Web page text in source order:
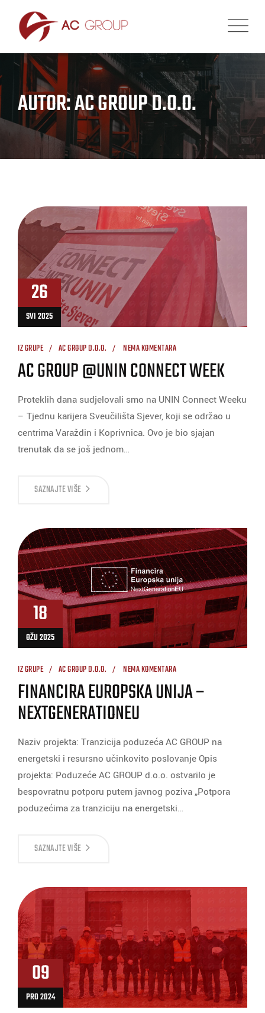
AUTOR: AC GROUP D.O.O.
26
SVI 2025
IZ GRUPE AC GROUP D.O.O. NEMA KOMENTARA
AC GROUP @UNIN CONNECT WEEK
Proteklih dana sudjelovali smo na UNIN Connect Weeku
– Tjednu karijera Sveučilišta Sjever, koji se održao u
centrima Varaždin i Koprivnica. Ovo je bio sjajan
trenutak da se još jednom…
SAZNAJTE VIŠE
18
OŽU 2025
IZ GRUPE AC GROUP D.O.O. NEMA KOMENTARA
FINANCIRA EUROPSKA UNIJA –
NEXTGENERATIONEU
Naziv projekta: Tranzicija poduzeća AC GROUP na
energetski i resursno učinkovito poslovanje Opis
projekta: Poduzeće AC GROUP d.o.o. ostvarilo je
bespovratnu potporu putem javnog poziva „Potpora
poduzećima za tranziciju na energetski…
SAZNAJTE VIŠE
09
PRO 2024